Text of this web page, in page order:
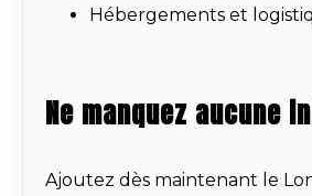
Hébergements et
Ne manquez aucune
Ajoutez dès maintenant le